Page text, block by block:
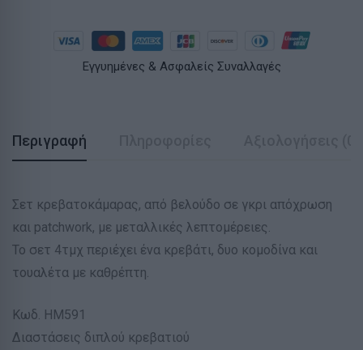
Εγγυημένες & Ασφαλείς Συναλλαγές
Περιγραφή
Σετ κρεβατοκάμαρας, από βελούδο σε γκρι απόχρωση
και patchwork, με μεταλλικές λεπτομέρειες.
Το σετ 4τμχ περιέχει ένα κρεβάτι, δυο κομοδίνα και
τουαλέτα με καθρέπτη.
Κωδ. HM591
Διαστάσεις διπλού κρεβατιού